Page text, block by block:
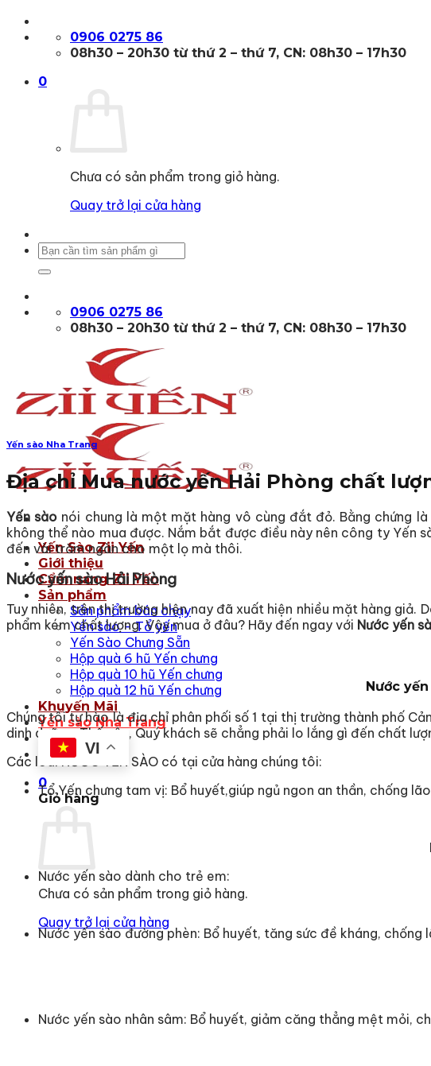
qua
0906 0275 86
08h30 – 20h30 từ thứ 2 – thứ 7, CN: 08h30 – 17h30
0
Chưa có sản phẩm trong giỏ hàng.
Quay trở lại cửa hàng
Tìm
0906 0275 86
08h30 – 20h30 từ thứ 2 – thứ 7, CN: 08h30 – 17h30
Yến Sào Zii Yến
Giới thiệu
Cẩm nang Zii Yến
Sản phẩm
Sản phẩm bán chạy
Yến sào – Tổ yến
Yến Sào Chưng Sẵn
Hộp quà 6 hũ Yến chưng
Hộp quà 10 hũ Yến chưng
Hộp quà 12 hũ Yến chưng
Khuyến Mãi
Yến sào Nha Trang
Liên hệ
VI
0
Giỏ hàng
Chưa có sản phẩm trong giỏ hàng.
Quay trở lại cửa hàng
Yến sào Nha Trang
Địa chỉ Mua nước yến Hải Phòng chất
Yến sào nói chung là một mặt hàng vô cùng đắt đỏ. Bằng chứng
không thể nào mua được. Nắm bắt được điều này nên công ty Yến
đến vài trăm ngàn cho một lọ mà thôi.
Nước yến sào Hải Phòng
Tuy nhiên, trên thị trường hiện nay đã xuất hiện nhiều mặt hàng giả.
phẩm kém chất lượng. Vậy mua ở đâu? Hãy đến ngay với Nước yến
Nước
Chúng tôi tự hào là địa chỉ phân phối số 1 tại thị trường thành phố
dinh dưỡng. Thế nên, Quý khách sẽ chẳng phải lo lắng gì đến chất
Các loai NƯỚC YẾN SÀO có tại cửa hàng chúng tôi:
Tổ Yến chưng tam vị: Bổ huyết,giúp ngủ ngon an thần, chống
Nước yến sào dành cho trẻ em:
Nước yến sào đường phèn: Bổ huyết, tăng sức đề kháng,
Nước yến sào nhân sâm: Bổ huyết, giảm căng thẳng mệt mỏi,